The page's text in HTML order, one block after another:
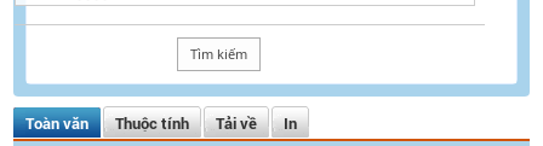
Toàn văn Thuộc tính Tải về
In